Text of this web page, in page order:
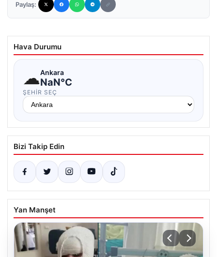
Paylaş:
Hava Durumu
☁Ankara
NaN°C
ŞEHIR SEÇ
Bizi Takip Edin
Yan Manşet